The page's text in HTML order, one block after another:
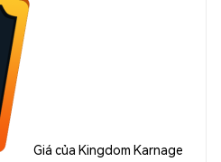
Giá của Kingdom Karnage